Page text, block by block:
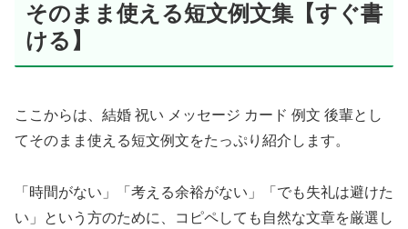
そのまま使える短文例文集【すぐ書
ける】
ここからは、結婚 祝い メッセージ カード 例文 後輩とし
てそのまま使える短文例文をたっぷり紹介します。
「時間がない」「考える余裕がない」「でも失礼は避けた
い」という方のために、コピペしても自然な文章を厳選し